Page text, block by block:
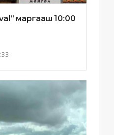
маргааш 10:00